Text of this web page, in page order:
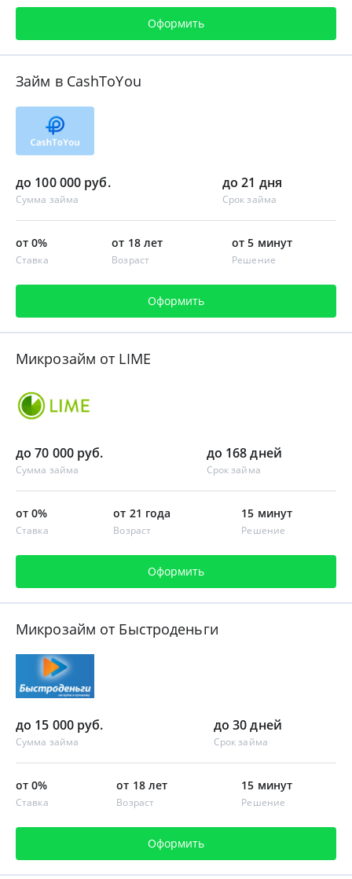
Оформить
Займ в CashToYou
до 100 000 руб.
Сумма займа
до 21 дня
Срок займа
от 0%
Ставка
от 18 лет
Возраст
от 5 минут
Решение
Оформить
Микрозайм от LIME
до 70 000 руб.
Сумма займа
до 168 дней
Срок займа
от 0%
Ставка
от 21 года
Возраст
15 минут
Решение
Оформить
Микрозайм от Быстроденьги
до 15 000 руб.
Сумма займа
до 30 дней
Срок займа
от 0%
Ставка
от 18 лет
Возраст
15 минут
Решение
Оформить